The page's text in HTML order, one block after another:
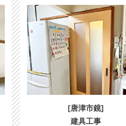
[唐津市鏡]
建具工事